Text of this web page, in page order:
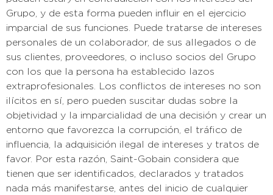
Grupo, y de esta forma pueden influir en el ejercicio
imparcial de sus funciones. Puede tratarse de intereses
personales de un colaborador, de sus allegados o de
sus clientes, proveedores, o incluso socios del Grupo
con los que la persona ha establecido lazos
extraprofesionales. Los conflictos de intereses no son
ilícitos en sí, pero pueden suscitar dudas sobre la
objetividad y la imparcialidad de una decisión y crear un
entorno que favorezca la corrupción, el tráfico de
influencia, la adquisición ilegal de intereses y tratos de
favor. Por esta razón, Saint-Gobain considera que
tienen que ser identificados, declarados y tratados
nada más manifestarse, antes del inicio de cualquier